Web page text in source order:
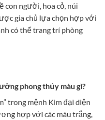
con người, hoa cỏ, núi
gia chủ lựa chọn hợp với
có thể trang trí phòng
phong thủy màu gì?
trong mệnh Kim đại diện
hợp với các màu trắng,